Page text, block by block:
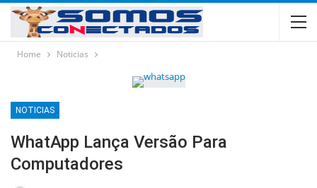
Home Noticias
NOTICIAS
WhatApp Lança Versão Para
Computadores